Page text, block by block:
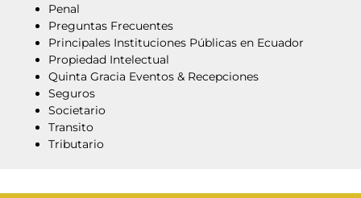
Penal
Preguntas Frecuentes
Principales Instituciones Públicas en Ecuador
Propiedad Intelectual
Quinta Gracia Eventos & Recepciones
Seguros
Societario
Transito
Tributario